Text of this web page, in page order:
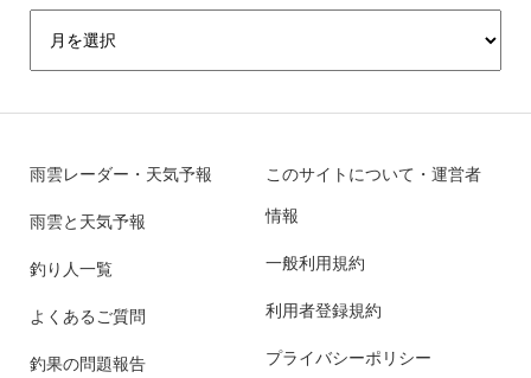
雨雲レーダー・天気予報
雨雲と天気予報
釣り人一覧
よくあるご質問
釣果の問題報告
このサイトについて・運営者
情報
一般利用規約
利用者登録規約
プライバシーポリシー